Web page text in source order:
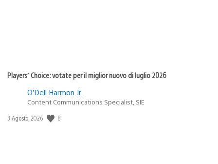
Players’ Choice: votate per il miglior nuovo di luglio 2026
O’Dell Harmon Jr.
Content Communications Specialist, SIE
Data
3 Agosto, 2026 8